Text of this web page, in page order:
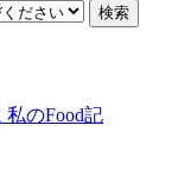
検索
私のFood記